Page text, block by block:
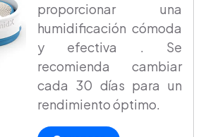
proporcionar una
humidificación cómoda
y efectiva . Se
recomienda cambiar
cada 30 días para un
rendimiento óptimo.